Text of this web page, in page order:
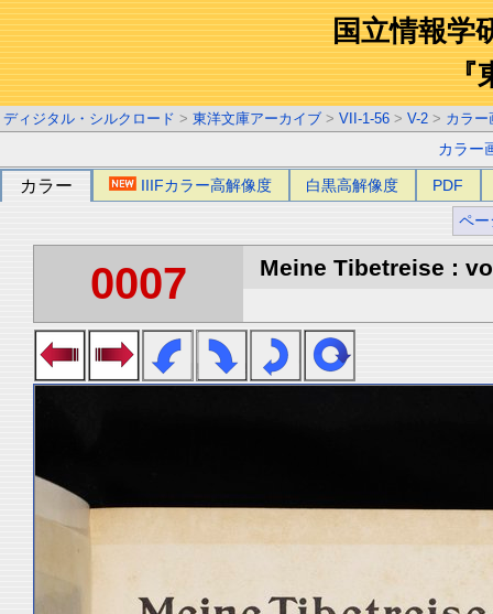
国立情報学
『
ディジタル・シルクロード > 東洋文庫アーカイブ > VII-1-56 > V-2 > カラー
カラー
カラー IIIFカラー高解像度 白黒高解像度 PDF
ペー
0007 Meine Tibetreise :